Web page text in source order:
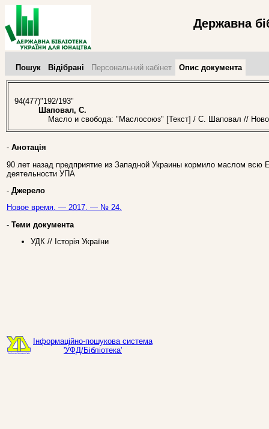
Державна
Пошук Відібрані Персональний кабінет Опис документа
94(477)"192/193"
Шаповал, С.
Масло и свобода: "Маслосоюз" [Текст] / С. Шаповал //
- Анотація
90 лет назад предприятие из Западной Украины кормило маслом
деятельности УПА
- Джерело
Новое время. — 2017. — № 24.
- Теми документа
УДК // Історія України
Інформаційно-пошукова система
'УФД/Бібліотека'